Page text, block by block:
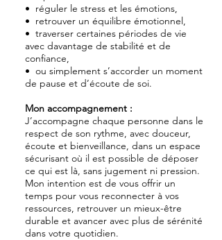
•⁠ ⁠réguler le stress et les émotions,
•⁠ ⁠retrouver un équilibre émotionnel,
•⁠ ⁠traverser certaines périodes de vie
avec davantage de stabilité et de
confiance,
•⁠ ⁠ou simplement s’accorder un moment
de pause et d’écoute de soi.
Mon accompagnement :
J’accompagne chaque personne dans le
respect de son rythme, avec douceur,
écoute et bienveillance, dans un espace
sécurisant où il est possible de déposer
ce qui est là, sans jugement ni pression.
Mon intention est de vous offrir un
temps pour vous reconnecter à vos
ressources, retrouver un mieux-être
durable et avancer avec plus de sérénité
dans votre quotidien.